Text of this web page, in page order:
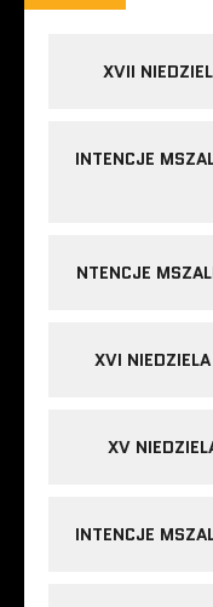
XVII
INTENCJE
NTENCJE
XVI
XV
INTENCJE